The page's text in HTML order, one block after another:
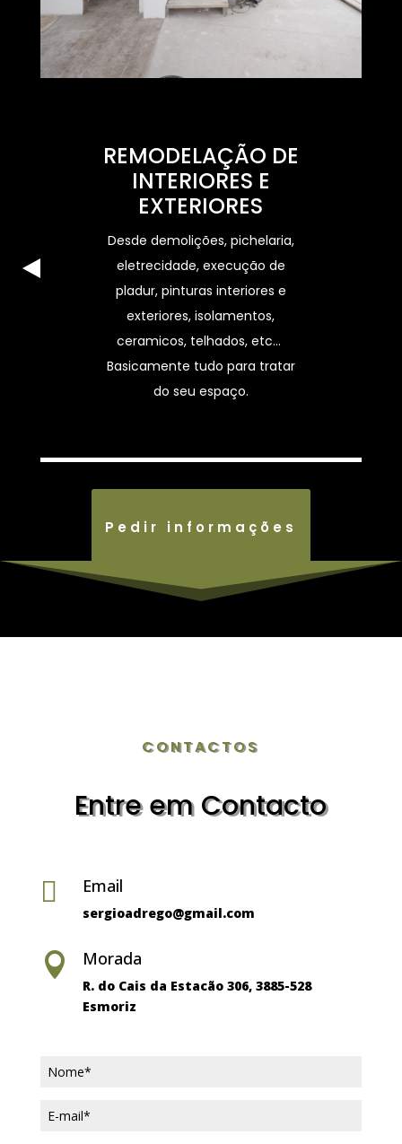
REMODELAÇÃO DE
INTERIORES E
EXTERIORES
Desde demolições, pichelaria,
eletrecidade, execução de
pladur, pinturas interiores e
exteriores, isolamentos,
ceramicos, telhados, etc…
Basicamente tudo para tratar
do seu espaço.
Pedir informações
CONTACTOS
Entre em Contacto
 Email
sergioadrego@gmail.com
 Morada
R. do Cais da Estacão 306, 3885-528
Esmoriz